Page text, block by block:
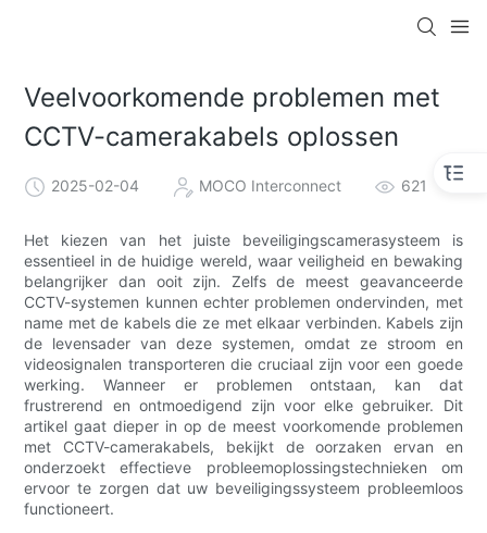
Veelvoorkomende problemen met
CCTV-camerakabels oplossen
2025-02-04 MOCO Interconnect 621
Het kiezen van het juiste beveiligingscamerasysteem is
essentieel in de huidige wereld, waar veiligheid en bewaking
belangrijker dan ooit zijn. Zelfs de meest geavanceerde
CCTV-systemen kunnen echter problemen ondervinden, met
name met de kabels die ze met elkaar verbinden. Kabels zijn
de levensader van deze systemen, omdat ze stroom en
videosignalen transporteren die cruciaal zijn voor een goede
werking. Wanneer er problemen ontstaan, kan dat
frustrerend en ontmoedigend zijn voor elke gebruiker. Dit
artikel gaat dieper in op de meest voorkomende problemen
met CCTV-camerakabels, bekijkt de oorzaken ervan en
onderzoekt effectieve probleemoplossingstechnieken om
ervoor te zorgen dat uw beveiligingssysteem probleemloos
functioneert.